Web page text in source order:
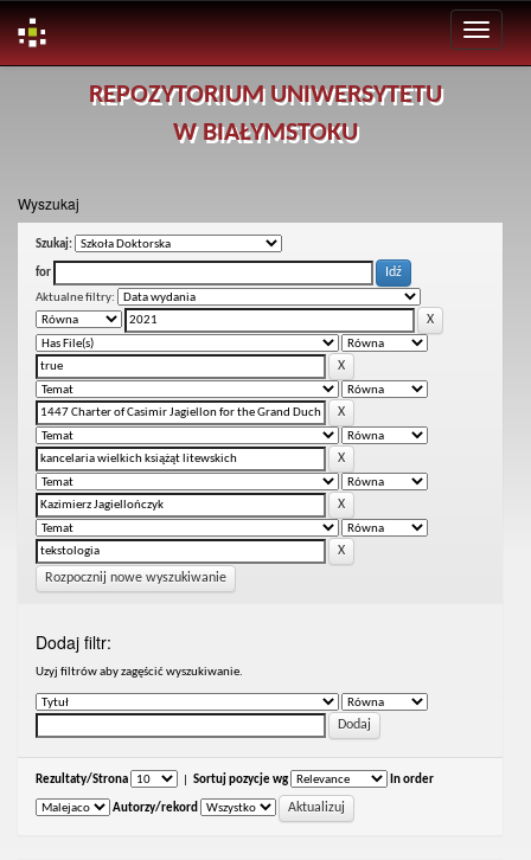
REPOZYTORIUM UNIWERSYTETU
W BIAŁYMSTOKU
Wyszukaj
Szukaj:
for
Aktualne filtry:
Rozpocznij nowe wyszukiwanie
Dodaj filtr:
Uzyj filtrów aby zagęścić wyszukiwanie.
Rezultaty/Strona Sortuj pozycje wg In order
Autorzy/rekord